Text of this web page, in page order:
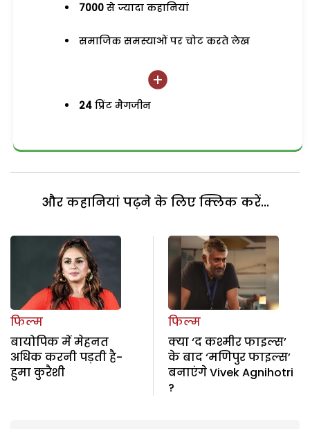
7000 से ज्यादा कहानियां
समाजिक समस्याओं पर चोट करते लेख
24 प्रिंट मैगजीन
और कहानियां पढ़ने के लिए क्लिक करें...
फिल्म
बायोपिक में मेहनत
अधिक करनी पड़ती है-
हुमा कुरैशी
फिल्म
क्या ‘द कश्मीर फाइल्स’
के बाद ‘मणिपुर फाइल्स’
बनाएंगे Vivek Agnihotri
?